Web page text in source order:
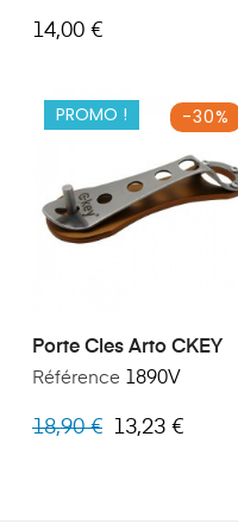
14,00 €
PROMO !
Porte Cles Arto CKEY
Référence 1890V
18,90 €
-30%
13,23 €